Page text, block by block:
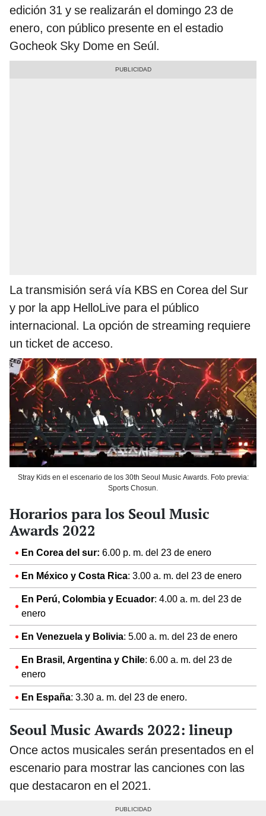
edición 31 y se realizarán el domingo 23 de
enero, con público presente en el estadio
Gocheok Sky Dome en Seúl.
La transmisión será vía KBS en Corea del Sur
y por la app HelloLive para el público
internacional. La opción de streaming requiere
un ticket de acceso.
Stray Kids en el escenario de los 30th Seoul Music Awards. Foto previa:
Sports Chosun.
Horarios para los Seoul Music
Awards 2022
En Corea del sur: 6.00 p. m. del 23 de enero
En México y Costa Rica: 3.00 a. m. del 23 de enero
En Perú, Colombia y Ecuador: 4.00 a. m. del 23 de
enero
En Venezuela y Bolivia: 5.00 a. m. del 23 de enero
En Brasil, Argentina y Chile: 6.00 a. m. del 23 de
enero
En España: 3.30 a. m. del 23 de enero.
Seoul Music Awards 2022: lineup
Once actos musicales serán presentados en el
escenario para mostrar las canciones con las
que destacaron en el 2021.